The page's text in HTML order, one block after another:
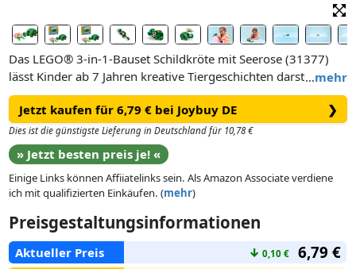
…mehr
Das LEGO® 3-in-1-Bauset Schildkröte mit Seerose (31377)
lässt Kinder ab 7 Jahren kreative Tiergeschichten darstellen.
Das Bauspielzeug bietet Mädchen und Jungen 3 verschiedene
Bauoptionen mit denselben LEGO Steinen.
Kinder können zunächst eine Spielzeugschildkröte mit
beweglichem Kopf und aufklappbarem Maul bauen. Zu
dieser Tierfigur gehört auch eine wunderschöne rosafarbene
Seerose. Dieses Modell kann man dann in ein Chamäleon mit
beweglichem Kopf und Schwanz umbauen – oder in einen
Spielzeugfrosch mit aufklappbarem Maul.
Jetzt kaufen für 6,79 € bei Joybuy DE ❯
Dies ist die günstigste Lieferung in Deutschland für 10,78 €
» Jetzt besten preis je! «
Einige Links können Affiiatelinks sein. Als Amazon Associate verdiene
ich mit qualifizierten Einkäufen. (mehr)
Preisgestaltungsinformationen
Aktueller Preis ↓ 0,10 € 6,79 €